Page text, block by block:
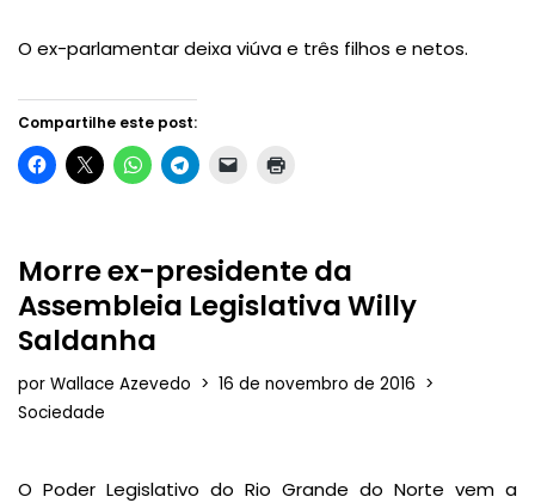
O ex-parlamentar deixa viúva e três filhos e netos.
Compartilhe este post:
Morre ex-presidente da
Assembleia Legislativa Willy
Saldanha
por Wallace Azevedo
16 de novembro de 2016
Sociedade
O Poder Legislativo do Rio Grande do Norte vem a